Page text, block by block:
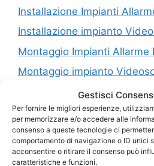
Gestisci
Per fornire le migliori esperienze,
per memorizzare e/o accedere alle
consenso a queste tecnologie ci
comportamento di navigazione o ID unici
acconsentire o ritirare il consenso può
caratteristiche e funzioni.
Installazione Impianti
Installazione impianto
Montaggio Impianti Allarme
Montaggio impianto
Riparazione Impianti
Riparazione impianto
Vendita Impianti Allarme
Vendita impianto